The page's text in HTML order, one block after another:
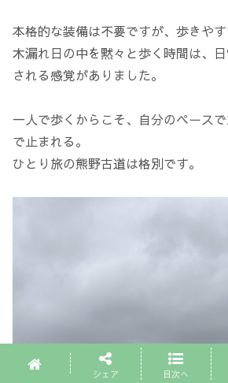
本格的な装備は不要ですが、歩きやす
木漏れ日の中を黙々と歩く時間は、
される感覚がありました。
一人で歩くからこそ、自分のペース
で止まれる。
ひとり旅の熊野古道は格別です。
シェア 目次へ